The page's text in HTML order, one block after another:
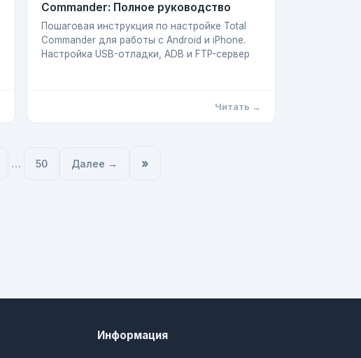
Commander: Полное руководство
Пошаговая инструкция по настройке Total
Commander для работы с Android и iPhone.
Настройка USB-отладки, ADB и FTP-сервер
Читать →
… 50 Далее → »
Информация